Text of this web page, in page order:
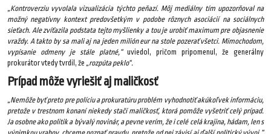
„Kontroverziu vyvolala vizualizácia týchto peňazí. Môj mediálny tím upozorňoval na
možný negatívny kontext predovšetkým v podobe rôznych asociácií na sociálnych
sieťach. Ale zvíťazila podstata tejto myšlienky a tou je urobiť maximum pre objasnenie
vraždy. A takto by sa mali aj na jeden milión eur na stole pozerať všetci. Mimochodom,
vypísanie odmeny je stále platné,“uviedol, pričom pripomenul, že generálny
prokurátor vtedy tvrdil, že „rozpúta peklo“.
Prípad môže vyriešiť aj maličkosť
„Nemôže byť preto pre políciu a prokuratúru problém vyhodnotiť akúkoľvek informáciu,
pretože v trestnom konaní niekedy stačí maličkosť, ktorá pomôže vyšetriť celý prípad.
Ja osobne ako politik a bývalý novinár, a pevne verím, že i celé celá krajina, hádam, len s